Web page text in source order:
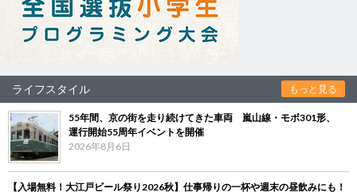
ライフスタイル もっと見る
55年間、京の街を走り続けてきた車両 嵐山線・モボ301形、
運行開始55周年イベントを開催
2026年8月6日
【入場無料！大江戸ビール祭り2026秋】仕事帰りの一杯や週末の昼飲みにも！